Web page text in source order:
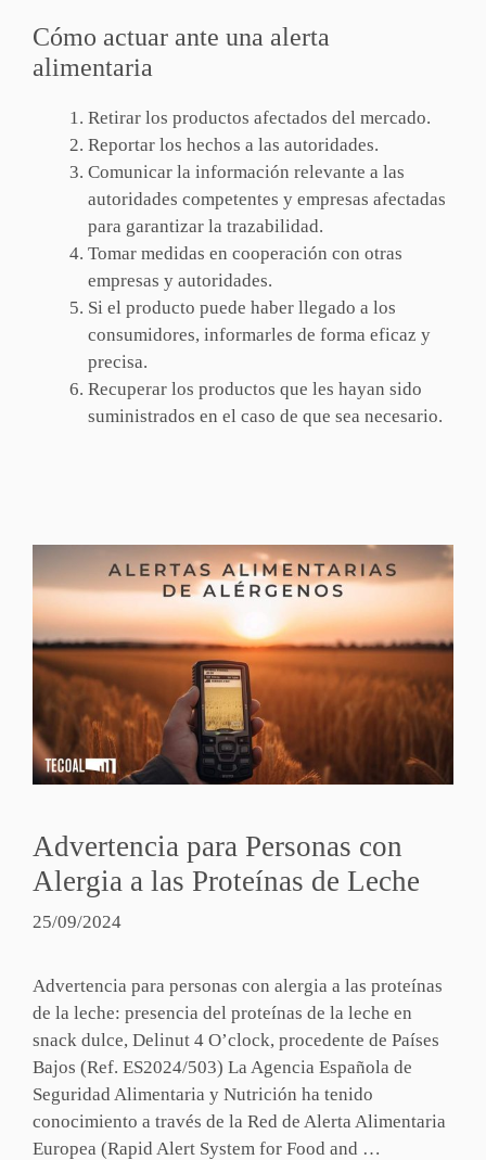
Cómo actuar ante una alerta
alimentaria
Retirar los productos afectados del mercado.
Reportar los hechos a las autoridades.
Comunicar la información relevante a las
autoridades competentes y empresas afectadas
para garantizar la trazabilidad.
Tomar medidas en cooperación con otras
empresas y autoridades.
Si el producto puede haber llegado a los
consumidores, informarles de forma eficaz y
precisa.
Recuperar los productos que les hayan sido
suministrados en el caso de que sea necesario.
Advertencia para Personas con
Alergia a las Proteínas de Leche
25/09/2024
Advertencia para personas con alergia a las proteínas
de la leche: presencia del proteínas de la leche en
snack dulce, Delinut 4 O’clock, procedente de Países
Bajos (Ref. ES2024/503) La Agencia Española de
Seguridad Alimentaria y Nutrición ha tenido
conocimiento a través de la Red de Alerta Alimentaria
Europea (Rapid Alert System for Food and …